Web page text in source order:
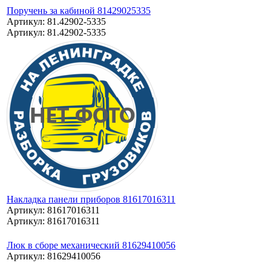
Поручень за кабиной 81429025335
Артикул: 81.42902-5335
Артикул: 81.42902-5335
Накладка панели приборов 81617016311
Артикул: 81617016311
Артикул: 81617016311
Люк в сборе механический 81629410056
Артикул: 81629410056